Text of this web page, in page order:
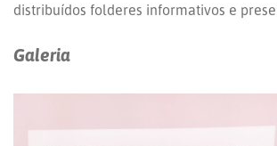
distribuídos folderes informativos e
Galeria